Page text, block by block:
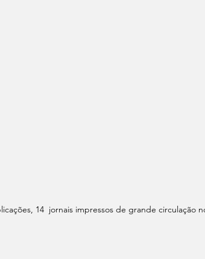
14  jornais impressos de grande circulação